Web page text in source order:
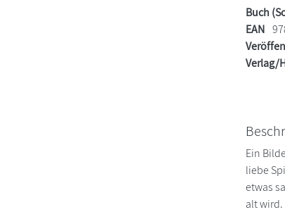
Buch
EAN
Verlag/
Ein
liebe
etwas
alt wird.